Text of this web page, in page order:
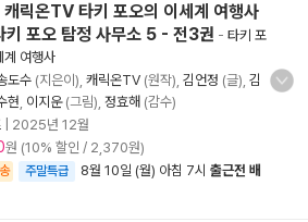
릭온TV 타키 포오의 이세계 여행사
키 포오 탐정 사무소 5 - 전3권 - 타키 포
계 여행사
도수 (지은이), 캐릭온TV (원작), 김언정 (글), 김
현 이지운(그림), 정효해 (감수)
2025년 12월
원 (10% 할인 / 2,370원)
주말특급 8월 10일 (월) 아침 7시 출근전 배